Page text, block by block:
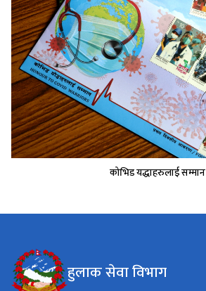
कोभिड यद्धाहरुलाई सम्मान
हुलाक सेवा विभाग